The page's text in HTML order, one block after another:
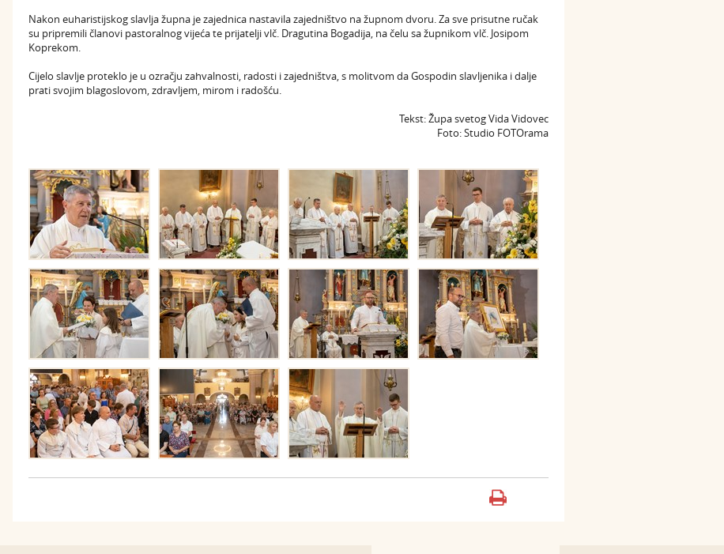
Nakon euharistijskog slavlja župna je zajednica nastavila zajedništvo na župnom dvoru. Za sve prisutne ručak
su pripremili članovi pastoralnog vijeća te prijatelji vlč. Dragutina Bogadija, na čelu sa župnikom vlč. Josipom
Koprekom.
Cijelo slavlje proteklo je u ozračju zahvalnosti, radosti i zajedništva, s molitvom da Gospodin slavljenika i dalje
prati svojim blagoslovom, zdravljem, mirom i radošću.
Tekst: Župa svetog Vida Vidovec
Foto: Studio FOTOrama